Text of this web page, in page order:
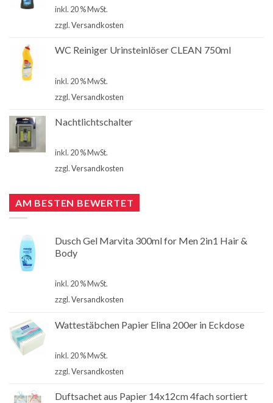
inkl. 20 % MwSt.
zzgl.Versandkosten
WC Reiniger Urinsteinlöser CLEAN 750ml
inkl. 20 % MwSt.
zzgl.Versandkosten
Nachtlichtschalter
inkl. 20 % MwSt.
zzgl.Versandkosten
AM BESTEN BEWERTET
Dusch Gel Marvita 300ml for Men 2in1 Hair &
Body
inkl. 20 % MwSt.
zzgl.Versandkosten
Wattestäbchen Papier Elina 200er in Eckdose
inkl. 20 % MwSt.
zzgl.Versandkosten
Duftsachet aus Papier 14x12cm 4fach sortiert